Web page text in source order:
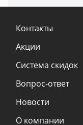
Контакты
Акции
Система скидок
Вопрос-ответ
Новости
О компании